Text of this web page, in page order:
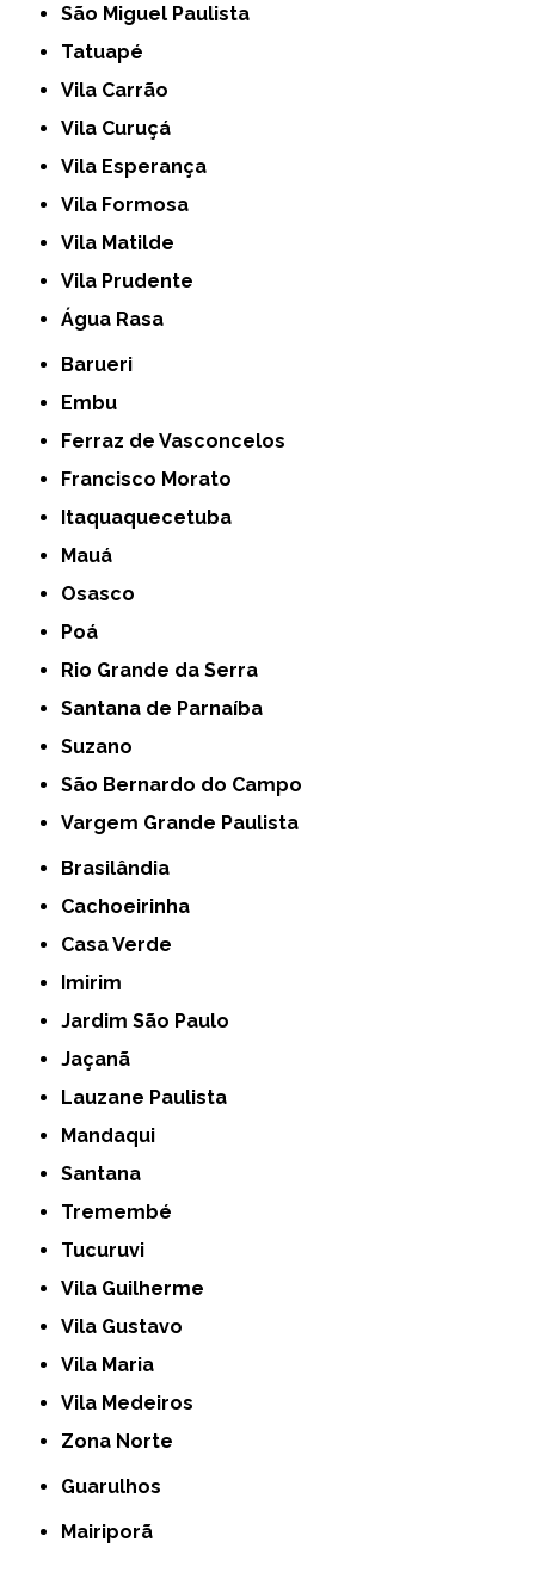
São Miguel Paulista
Tatuapé
Vila Carrão
Vila Curuçá
Vila Esperança
Vila Formosa
Vila Matilde
Vila Prudente
Água Rasa
Barueri
Embu
Ferraz de Vasconcelos
Francisco Morato
Itaquaquecetuba
Mauá
Osasco
Poá
Rio Grande da Serra
Santana de Parnaíba
Suzano
São Bernardo do Campo
Vargem Grande Paulista
Brasilândia
Cachoeirinha
Casa Verde
Imirim
Jardim São Paulo
Jaçanã
Lauzane Paulista
Mandaqui
Santana
Tremembé
Tucuruvi
Vila Guilherme
Vila Gustavo
Vila Maria
Vila Medeiros
Zona Norte
Guarulhos
Mairiporã